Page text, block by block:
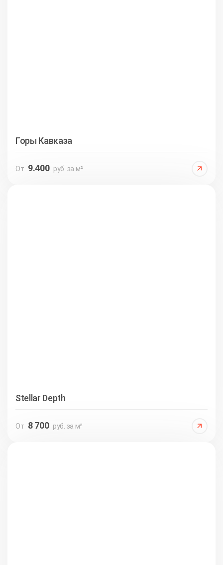
Горы Кавказа
От 9.400 руб. за м²
Stellar Depth
От 8 700 руб. за м²